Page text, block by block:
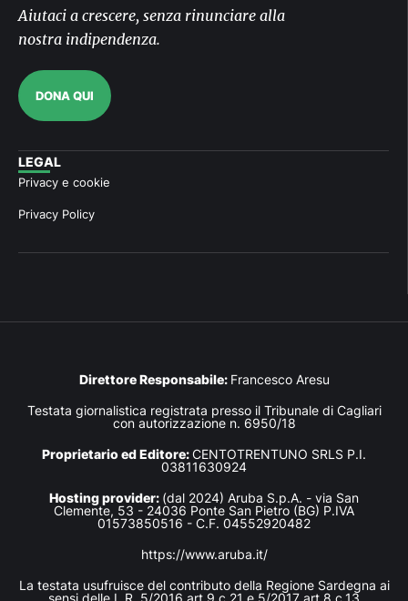
Aiutaci a crescere, senza rinunciare alla
nostra indipendenza.
DONA QUI
LEGAL
Privacy e cookie
Privacy Policy
Direttore Responsabile: Francesco Aresu
Testata giornalistica registrata presso il Tribunale di Cagliari
con autorizzazione n. 6950/18
Proprietario ed Editore:CENTOTRENTUNO SRLS P.I.
03811630924
Hosting provider: (dal 2024) Aruba S.p.A. - via San
Clemente, 53 - 24036 Ponte San Pietro (BG) P.IVA
01573850516 - C.F. 04552920482
https://www.aruba.it/
La testata usufruisce del contributo della Regione Sardegna ai